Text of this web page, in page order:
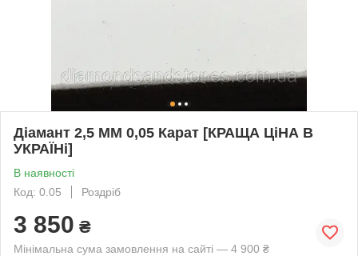
Діамант 2,5 ММ 0,05 Карат [КРАЩА ЦіНА В
УКРАЇНі]
В наявності
Код: 0.05
Роздріб
3 850 ₴
Мінімальна сума замовлення на сайті — 4 900 ₴